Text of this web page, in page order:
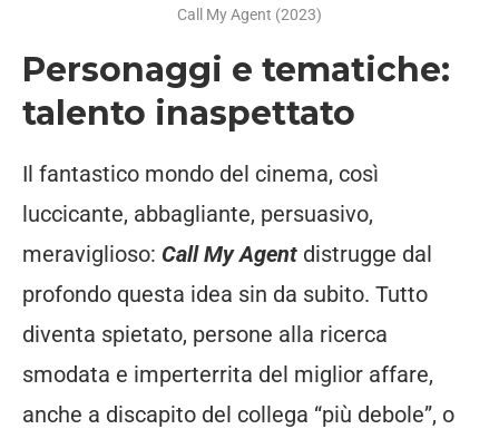
Call My Agent (2023)
Personaggi e tematiche:
talento inaspettato
Il fantastico mondo del cinema, così
luccicante, abbagliante, persuasivo,
meraviglioso: Call My Agent distrugge dal
profondo questa idea sin da subito. Tutto
diventa spietato, persone alla ricerca
smodata e imperterrita del miglior affare,
anche a discapito del collega “più debole”, o